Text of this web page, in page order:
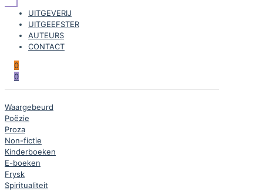
UITGEVERIJ
UITGEEFSTER
AUTEURS
CONTACT
0
0
Waargebeurd
Poëzie
Proza
Non-fictie
Kinderboeken
E-boeken
Frysk
Spiritualiteit